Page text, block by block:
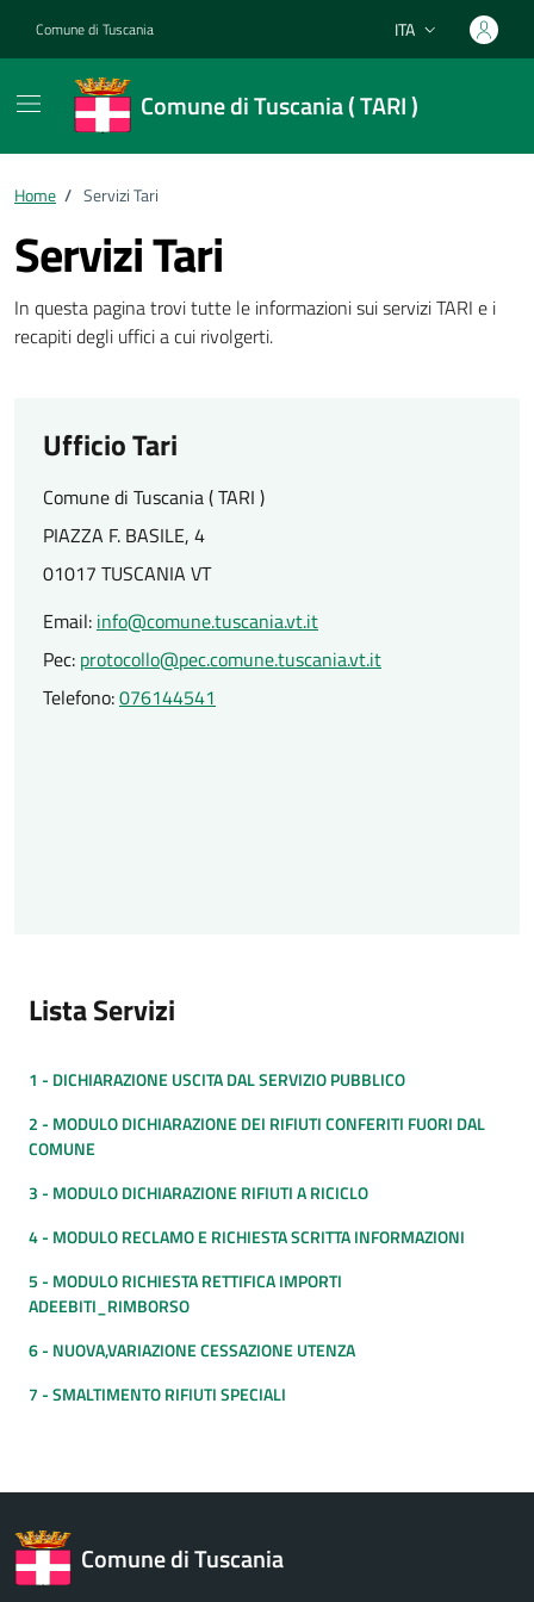
Comune di Tuscania Lingua attiva:
ITA
Comune di Tuscania ( TARI )
Home / Servizi Tari
Servizi Tari
In questa pagina trovi tutte le informazioni sui servizi TARI e i
recapiti degli uffici a cui rivolgerti.
Ufficio Tari
Comune di Tuscania ( TARI )
PIAZZA F. BASILE, 4
01017 TUSCANIA VT
Email: info@comune.tuscania.vt.it
Pec: protocollo@pec.comune.tuscania.vt.it
Telefono:076144541
Lista Servizi
1 - DICHIARAZIONE USCITA DAL SERVIZIO PUBBLICO
2 - MODULO DICHIARAZIONE DEI RIFIUTI CONFERITI FUORI DAL
COMUNE
3 - MODULO DICHIARAZIONE RIFIUTI A RICICLO
4 - MODULO RECLAMO E RICHIESTA SCRITTA INFORMAZIONI
5 - MODULO RICHIESTA RETTIFICA IMPORTI
ADEEBITI_RIMBORSO
6 - NUOVA,VARIAZIONE CESSAZIONE UTENZA
7 - SMALTIMENTO RIFIUTI SPECIALI
Comune di Tuscania